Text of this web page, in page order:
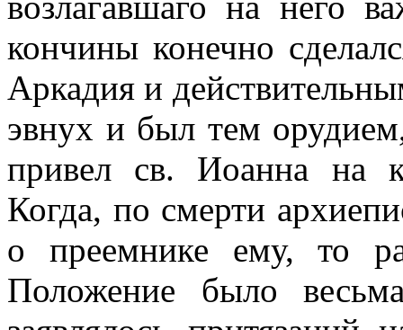
кончины конечно
Аркадия и
эвнух и был тем
привел св. Иоанна на
Когда, по смерти
о преемнике ему, то
Положение было